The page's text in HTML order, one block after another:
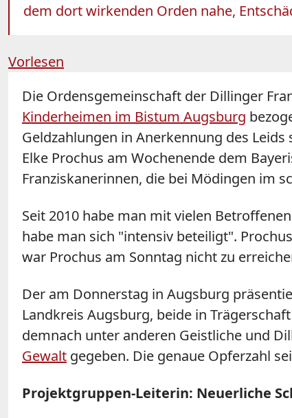
dem dort wirkenden Orden nahe,
Vorlesen
Die Ordensgemeinschaft der Dillinger
Kinderheimen im Bistum Augsburg
Geldzahlungen in Anerkennung des
Elke Prochus am Wochenende dem
Franziskanerinnen, die bei Mödingen im
Seit 2010 habe man mit vielen
habe man sich "intensiv beteiligt".
war Prochus am Sonntag nicht zu
Der am Donnerstag in Augsburg
Landkreis Augsburg, beide in
demnach unter anderen Geistliche und
Gewalt gegeben. Die genaue Opferzahl
Projektgruppen-Leiterin: Neuerliche